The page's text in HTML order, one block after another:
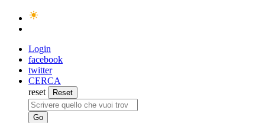
Login
facebook
twitter
CERCA
reset